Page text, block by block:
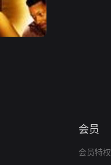
会员
会员特权